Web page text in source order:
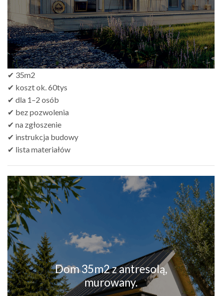
✔ 35m2
✔ koszt ok. 60tys
✔ dla 1–2 osób
✔ bez pozwolenia
✔ na zgłoszenie
✔ instrukcja budowy
✔ lista materiałów
Dom 35m2 z antresolą,
murowany.